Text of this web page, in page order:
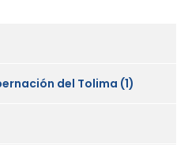
del Tolima (1)